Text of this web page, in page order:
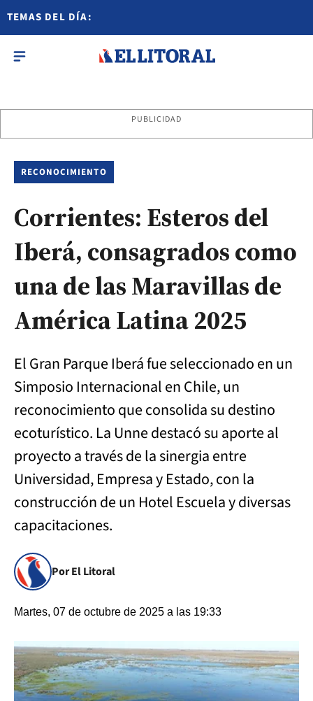
TEMAS DEL DÍA:
PUBLICIDAD
RECONOCIMIENTO
Corrientes: Esteros del
Iberá, consagrados como
una de las Maravillas de
América Latina 2025
El Gran Parque Iberá fue seleccionado en un
Simposio Internacional en Chile, un
reconocimiento que consolida su destino
ecoturístico. La Unne destacó su aporte al
proyecto a través de la sinergia entre
Universidad, Empresa y Estado, con la
construcción de un Hotel Escuela y diversas
capacitaciones.
Por El Litoral
Martes, 07 de octubre de 2025 a las 19:33